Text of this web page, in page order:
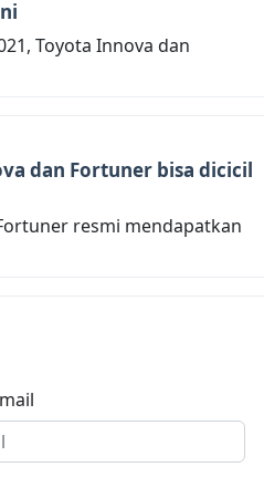
Toyota Innova dan
dan Fortuner bisa dicicil
resmi mendapatkan